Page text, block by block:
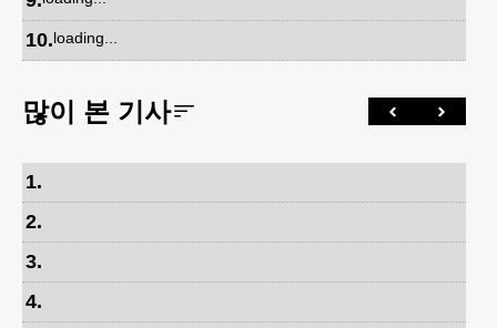
10.loading...
많이 본 기사
1.
2.
3.
4.